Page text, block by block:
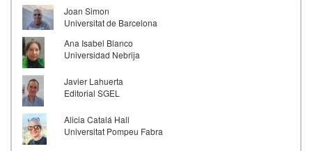
Joan Simon
Universitat de Barcelona
Ana Isabel Blanco
Universidad Nebrija
Javier Lahuerta
Editorial SGEL
Alicia Catalá Hall
Universitat Pompeu Fabra